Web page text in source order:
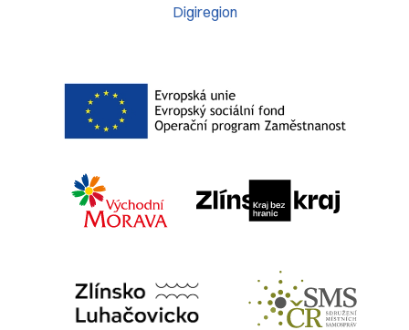
Digiregion